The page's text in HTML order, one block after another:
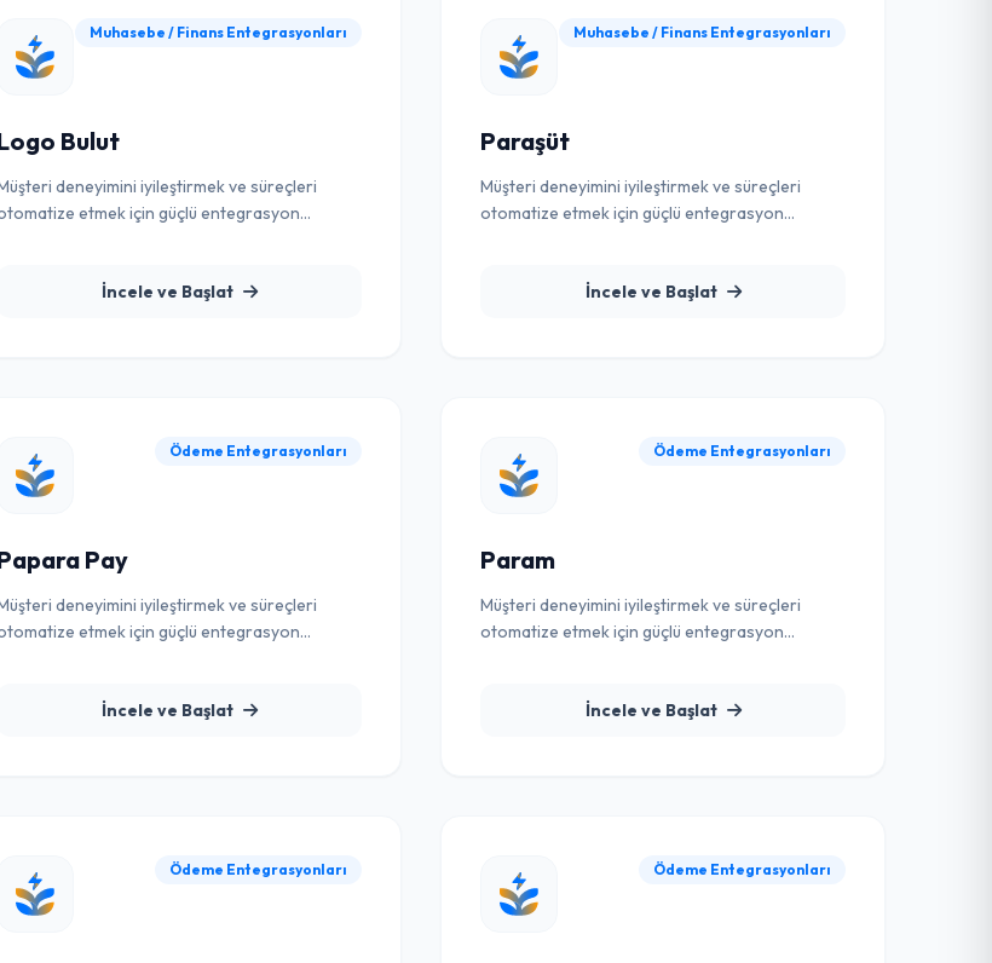
Muhasebe / Finans Entegrasyonları
Bulut
deneyimini iyileştirmek ve süreçleri
etmek için güçlü entegrasyon
İncele ve Başlat
Muhasebe / Finans Entegrasyonları
Paraşüt
Müşteri deneyimini iyileştirmek ve süreçleri
otomatize etmek için güçlü entegrasyon
İncele ve Başlat
Ödeme Entegrasyonları
Pay
deneyimini iyileştirmek ve süreçleri
etmek için güçlü entegrasyon
İncele ve Başlat
Ödeme Entegrasyonları
Param
Müşteri deneyimini iyileştirmek ve süreçleri
otomatize etmek için güçlü entegrasyon
İncele ve Başlat
Ödeme Entegrasyonları Ödeme Entegrasyonları